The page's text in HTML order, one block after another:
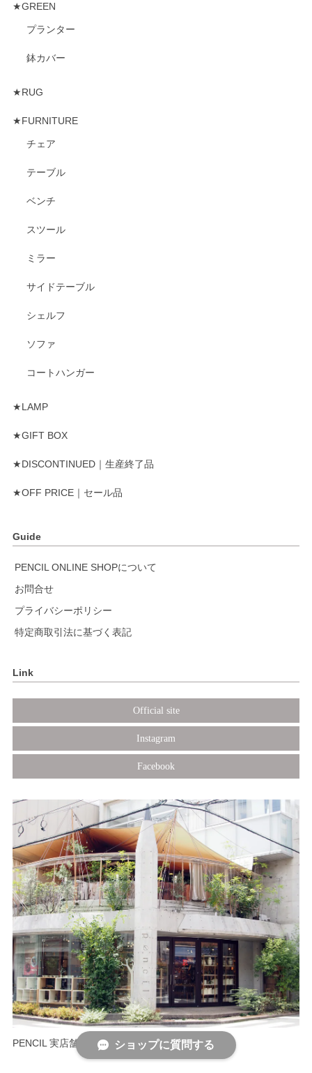
★GREEN
プランター
鉢カバー
★RUG
★FURNITURE
チェア
テーブル
ベンチ
スツール
ミラー
サイドテーブル
シェルフ
ソファ
コートハンガー
★LAMP
★GIFT BOX
★DISCONTINUED｜生産終了品
★OFF PRICE｜セール品
Guide
PENCIL ONLINE SHOPについて
お問合せ
プライバシーポリシー
特定商取引法に基づく表記
Link
Official site
Instagram
Facebook
PENCIL 実店舗情報 ショップに質問する